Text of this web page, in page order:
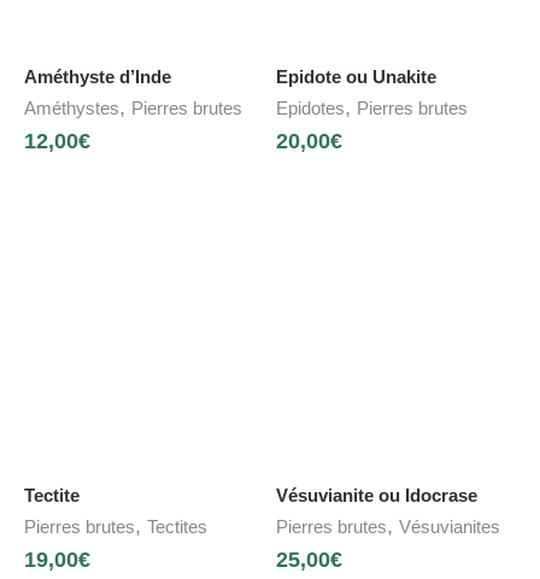
Améthyste d’Inde
Améthystes, Pierres brutes
12,00€
Epidote ou Unakite
Epidotes, Pierres brutes
20,00€
Tectite
Pierres brutes, Tectites
19,00€
Vésuvianite ou Idocrase
Pierres brutes, Vésuvianites
25,00€